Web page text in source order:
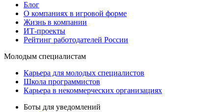
Блог
О компаниях в игровой форме
Жизнь в компании
ИТ-проекты
Рейтинг работодателей России
Молодым специалистам
Карьера для молодых специалистов
Школа программистов
Карьера в некоммерческих организациях
Боты для уведомлений